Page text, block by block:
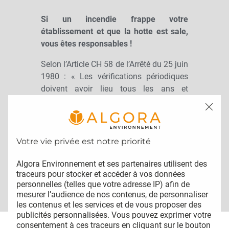
Algora Environnement et ses partenaires utilisent des
traceurs pour stocker et accéder à vos données
personnelles (telles que votre adresse IP) afin de
mesurer l’audience de nos contenus, de personnaliser
les contenus et les services et de vous proposer des
publicités personnalisées. Vous pouvez exprimer votre
consentement à ces traceurs en cliquant sur le bouton
Si un incendie frappe votre
établissement et que la hotte est sale,
vous êtes responsables !
Selon l’Article CH 58 de l’Arrêté du 25 juin
1980 : « Les vérifications périodiques
doivent avoir lieu tous les ans et
traitement d’air et de ventilation ».
Selon l’Article GC 18 de l’Arrêté du 25 juin
1980 : « Le conduit d’extraction des
chaque mise en place et au moins tous
les six mois ».